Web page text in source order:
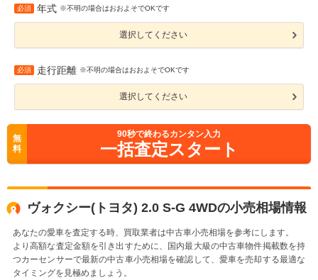
必須 年式 ※不明の場合はおおよそでOKです
選択してください
必須 走行距離 ※不明の場合はおおよそでOKです
選択してください
無
料
90秒で終わるカンタン入力
一括査定スタート
ヴォクシー(トヨタ) 2.0 S-G 4WDの小売相場情報
あなたの愛車を査定する時、買取業者は中古車小売相場を参考にします。
より高額な査定金額を引き出すために、国内最大級の中古車物件掲載数を持
つカーセンサーで最新の中古車小売相場を確認して、愛車を売却する最適な
タイミングを見極めましょう。